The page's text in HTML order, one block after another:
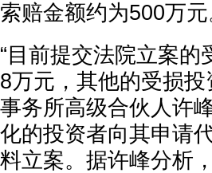
索赔金额约为500万元
“目前提交法院立案
8万元，其他的受损
事务所高级合伙人许
化的投资者向其申请
料立案。据许峰分析